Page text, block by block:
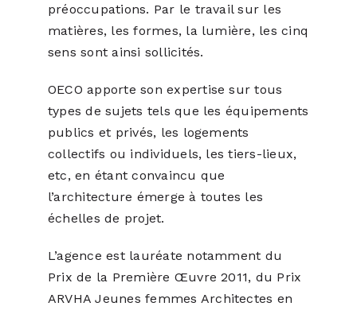
préoccupations. Par le travail sur les
matières, les formes, la lumière, les cinq
sens sont ainsi sollicités.
OECO apporte son expertise sur tous
types de sujets tels que les équipements
publics et privés, les logements
collectifs ou individuels, les tiers-lieux,
etc, en étant convaincu que
l’architecture émerge à toutes les
échelles de projet.
L’agence est lauréate notamment du
Prix de la Première Œuvre 2011, du Prix
ARVHA Jeunes femmes Architectes en